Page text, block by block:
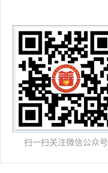
扫一扫关注微信公众号